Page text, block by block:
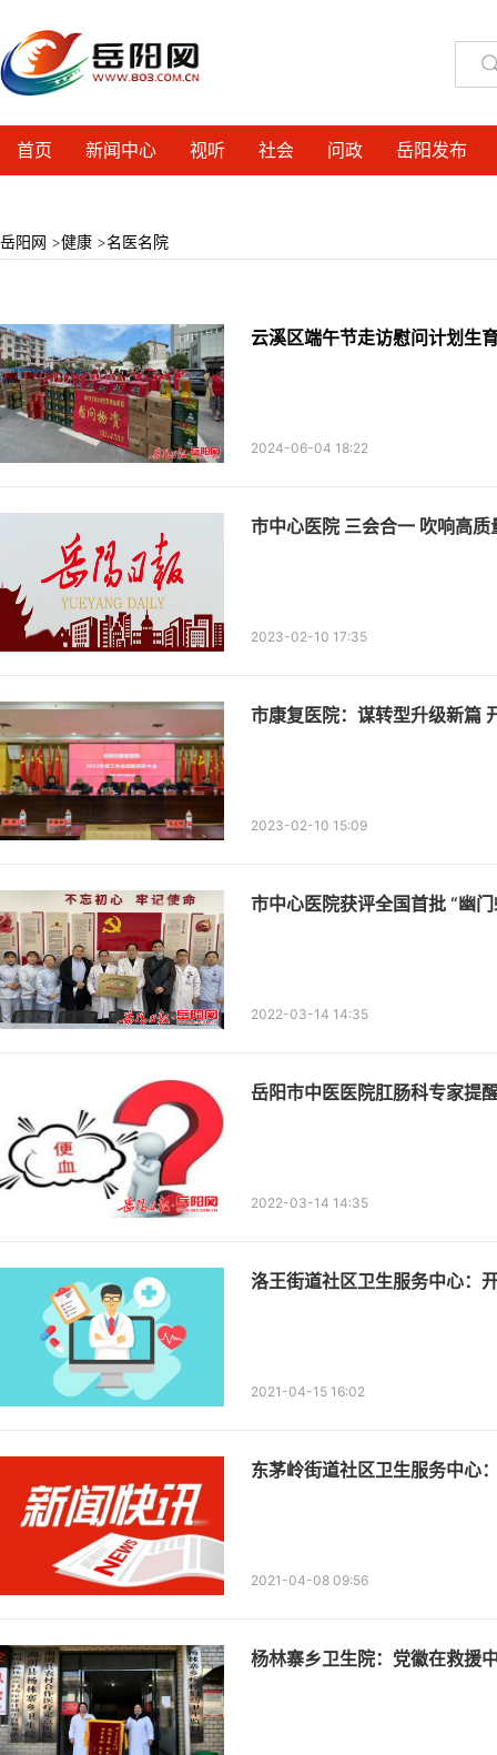
首页 新闻中心 视听 社会 问政 岳阳发布
岳阳网 >健康 >名医名院
云溪区端午节走访慰问计划生
2024-06-04 18:22
市中心医院 三会合一 吹响高
2023-02-10 17:35
市康复医院：谋转型升级新篇
2023-02-10 15:09
市中心医院获评全国首批 “幽
2022-03-14 14:35
岳阳市中医医院肛肠科专家提
2022-03-14 14:35
洛王街道社区卫生服务中心：
2021-04-15 16:02
东茅岭街道社区卫生服务中心
2021-04-08 09:56
杨林寨乡卫生院：党徽在救援